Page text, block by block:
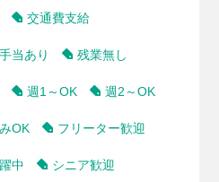
交通費支給
当あり 残業無し
週1～OK 週2～OK
OK フリーター歓迎
中 シニア歓迎